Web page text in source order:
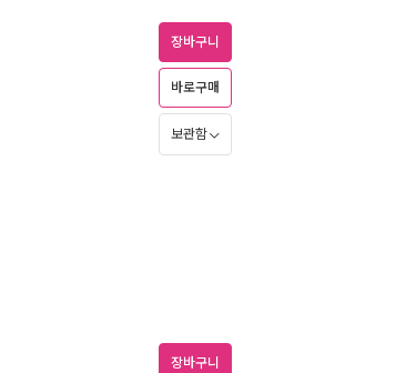
장바구니
바로구매
보관함
장바구니